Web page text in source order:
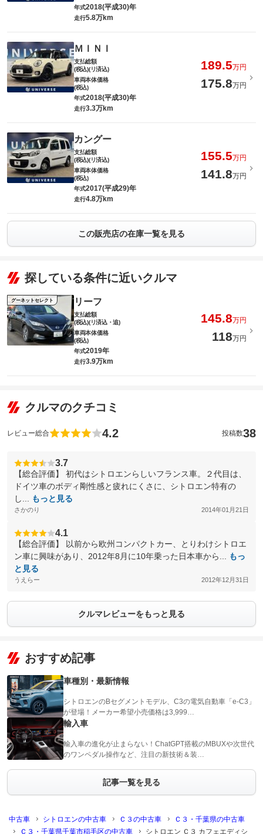
年式2018(平成30)年
走行5.8万km
ＭＩＮＩ
支払総額
(税込)(リ済込)
189.5万円
車両本体価格
(税込)
175.8万円
年式2018(平成30)年
走行3.3万km
カングー
支払総額
(税込)(リ済込)
155.5万円
車両本体価格
(税込)
141.8万円
年式2017(平成29)年
走行4.8万km
この販売店の在庫一覧を見る
探している条件に近いクルマ
グーネットセレクト リーフ
支払総額
(税込)(リ済込・追)
145.8万円
車両本体価格
(税込)
118万円
年式2019年
走行3.9万km
クルマのクチコミ
レビュー総合 4.2 投稿数38
3.7
【総合評価】 初代はシトロエンらしいフランス車。２代目は、
ドイツ車のボディ剛性感と疲れにくさに、シトロエン特有の
し...
もっと見る
さかのり 2014年01月21日
4.1
【総合評価】 以前から欧州コンパクトカー、とりわけシトロエ
ン車に興味があり、2012年8月に10年乗った日本車から...
もっ
と見る
うえらー 2012年12月31日
クルマレビューをもっと見る
おすすめ記事
車種別・最新情報
シトロエンのBセグメントモデル、C3の電気自動車「e-C3」
が登場！メーカー希望小売価格は3,999…
輸入車
輸入車の進化が止まらない！ChatGPT搭載のMBUXや次世代
のワンペダル操作など、注目の新技術＆装…
記事一覧を見る
中古車 シトロエンの中古車 Ｃ３の中古車
Ｃ３・千葉県の中古車
Ｃ３・千葉県千葉市稲毛区の中古車
シトロエン Ｃ３ カフェエディシ